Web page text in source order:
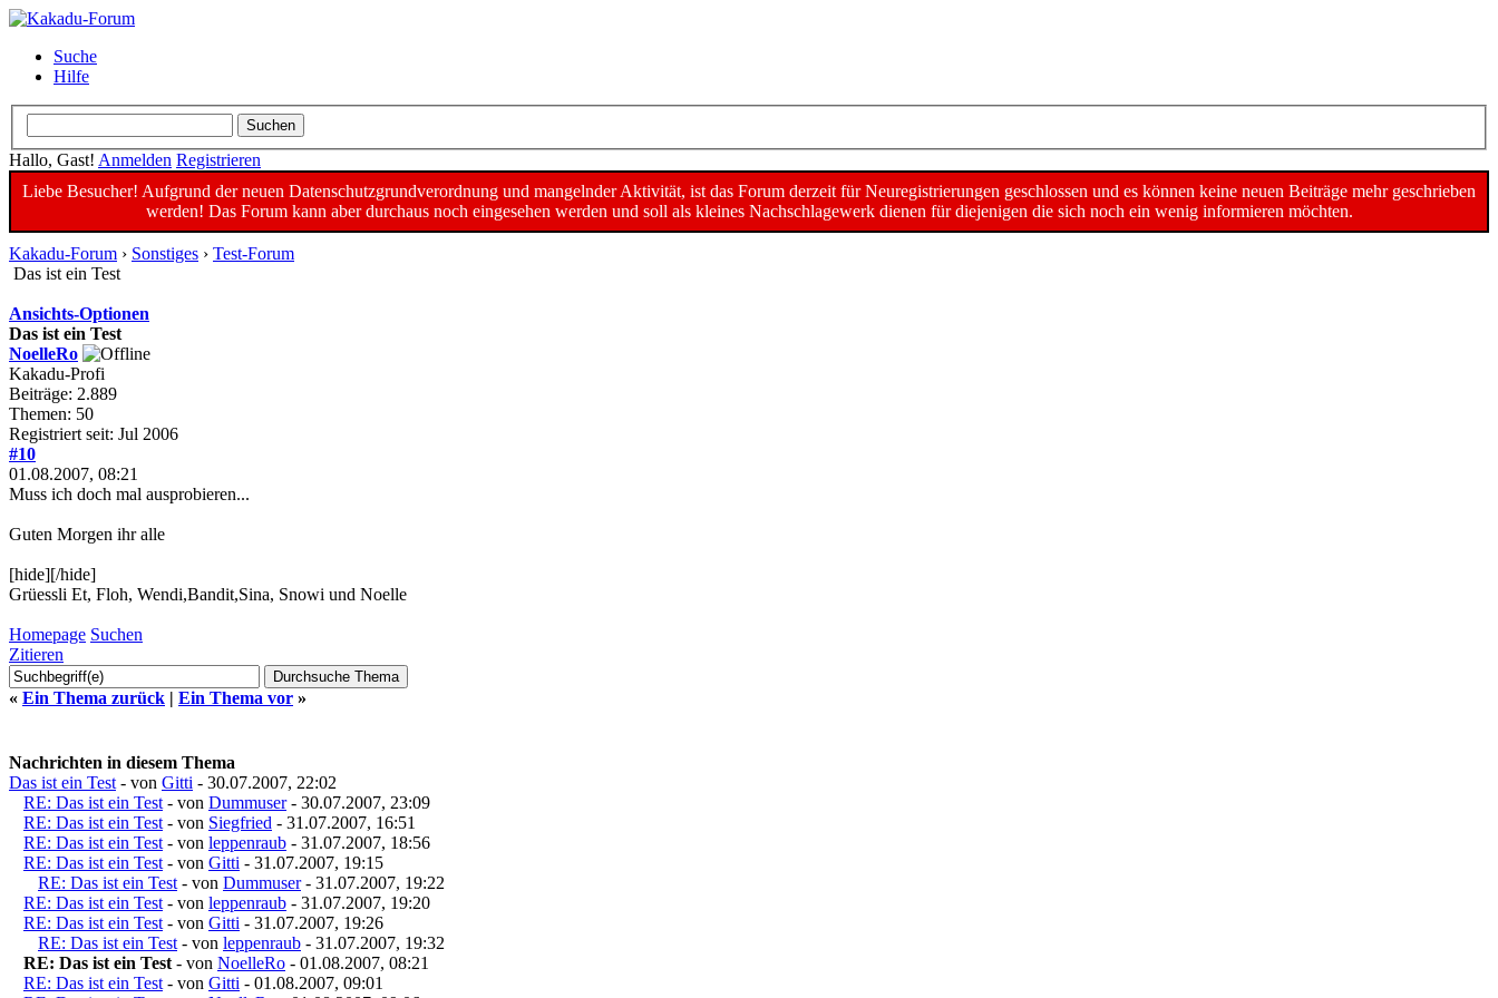
Suche
Hilfe
Hallo, Gast! Anmelden Registrieren
Liebe Besucher! Aufgrund der neuen Datenschutzgrundverordnung und mangelnder Aktivität, ist das Forum derzeit für Neuregistrierungen geschlossen und es können keine neuen Beiträge mehr geschrieben
werden! Das Forum kann aber durchaus noch eingesehen werden und soll als kleines Nachschlagewerk dienen für diejenigen die sich noch ein wenig informieren möchten.
Kakadu-Forum › Sonstiges › Test-Forum
Das ist ein Test
Ansichts-Optionen
Das ist ein Test
NoelleRo
Kakadu-Profi
Beiträge: 2.889
Themen: 50
Registriert seit: Jul 2006
#10
01.08.2007, 08:21
Muss ich doch mal ausprobieren...
Guten Morgen ihr alle
[hide][/hide]
Grüessli Et, Floh, Wendi,Bandit,Sina, Snowi und Noelle
Homepage Suchen
Zitieren
« Ein Thema zurück | Ein Thema vor »
Nachrichten in diesem Thema
Das ist ein Test - von Gitti - 30.07.2007, 22:02
RE: Das ist ein Test - von Dummuser- 30.07.2007, 23:09
RE: Das ist ein Test - von Siegfried - 31.07.2007, 16:51
RE: Das ist ein Test - von leppenraub - 31.07.2007, 18:56
RE: Das ist ein Test - von Gitti - 31.07.2007, 19:15
RE: Das ist ein Test - von Dummuser- 31.07.2007, 19:22
RE: Das ist ein Test - von leppenraub - 31.07.2007, 19:20
RE: Das ist ein Test - von Gitti - 31.07.2007, 19:26
RE: Das ist ein Test - von leppenraub - 31.07.2007, 19:32
RE: Das ist ein Test - von NoelleRo - 01.08.2007, 08:21
RE: Das ist ein Test - von Gitti - 01.08.2007, 09:01